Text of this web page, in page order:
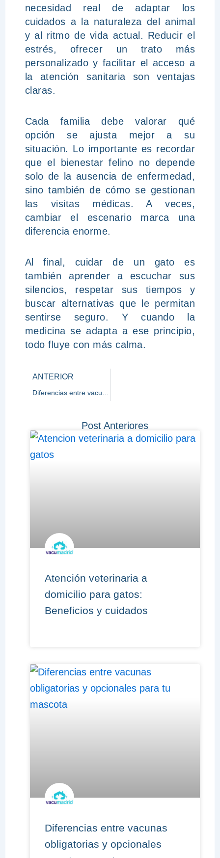
necesidad real de adaptar los
cuidados a la naturaleza del animal
y al ritmo de vida actual. Reducir el
estrés, ofrecer un trato más
personalizado y facilitar el acceso a
la atención sanitaria son ventajas
claras.
Cada familia debe valorar qué
opción se ajusta mejor a su
situación. Lo importante es recordar
que el bienestar felino no depende
solo de la ausencia de enfermedad,
sino también de cómo se gestionan
las visitas médicas. A veces,
cambiar el escenario marca una
diferencia enorme.
Al final, cuidar de un gato es
también aprender a escuchar sus
silencios, respetar sus tiempos y
buscar alternativas que le permitan
sentirse seguro. Y cuando la
medicina se adapta a ese principio,
todo fluye con más calma.
Prev
ANTERIOR
Post Anteriores
Atención veterinaria a
domicilio para gatos:
Beneficios y cuidados
Diferencias entre vacunas
obligatorias y opcionales